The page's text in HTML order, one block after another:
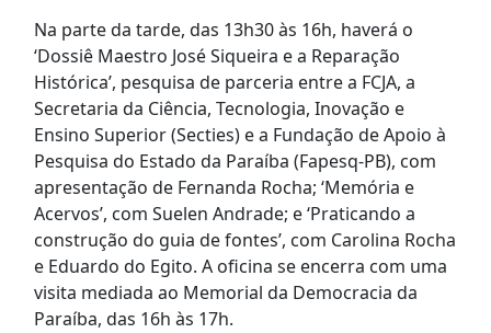
Na parte da tarde, das 13h30 às 16h, haverá o
‘Dossiê Maestro José Siqueira e a Reparação
Histórica’, pesquisa de parceria entre a FCJA, a
Secretaria da Ciência, Tecnologia, Inovação e
Ensino Superior (Secties) e a Fundação de Apoio à
Pesquisa do Estado da Paraíba (Fapesq-PB), com
apresentação de Fernanda Rocha; ‘Memória e
Acervos’, com Suelen Andrade; e ‘Praticando a
construção do guia de fontes’, com Carolina Rocha
e Eduardo do Egito. A oficina se encerra com uma
visita mediada ao Memorial da Democracia da
Paraíba, das 16h às 17h.